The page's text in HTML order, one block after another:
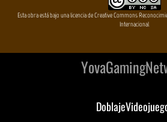
Esta obra está bajo una licencia de Creative Commons
Internacional